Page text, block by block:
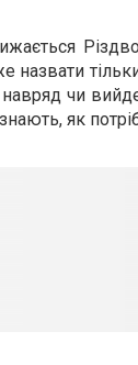
назвати
навряд чи
як